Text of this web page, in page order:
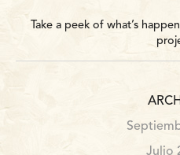
Take a peek of what’s
Julio